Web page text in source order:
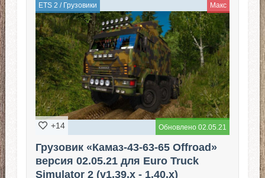
ETS 2 / Грузовики Макс
Обновлено 02.05.21
+14
Грузовик «Камаз-43-63-65 Offroad»
версия 02.05.21 для Euro Truck
Simulator 2 (v1.39.x - 1.40.x)